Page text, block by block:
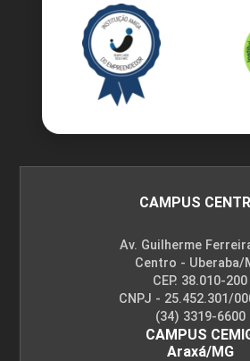
CAMPUS
Av. Guilherme
Centro - Uberaba/
CEP. 38.010-200
CNPJ - 25.452.301/
(34) 3319-6600
CAMPUS
Araxá/MG